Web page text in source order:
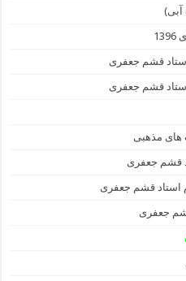
آبی)
قشم جعفری
قشم جعفری
مذهبی
قشم جعفری
استاد قشم جعفری
جعفری